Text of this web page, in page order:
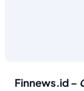
Finnews.id –